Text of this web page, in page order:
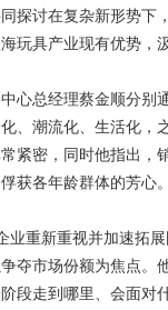
探讨在复杂新形势
玩具产业现有优势
心总经理蔡金顺分
、潮流化、生活化，
紧密，同时他指出
获各年龄群体的芳心
业重新重视并加速拓
夺市场份额为焦点
段走到哪里、会面